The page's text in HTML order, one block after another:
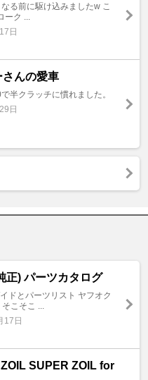
る前に駆け込みましたw こ
ク ...
日
さんの愛車
半クラッチに慣れました。
日
正) パーツカタログ
ドとパーツリスト ヤフオク
こそこ ...
17日
SUPER ZOIL for